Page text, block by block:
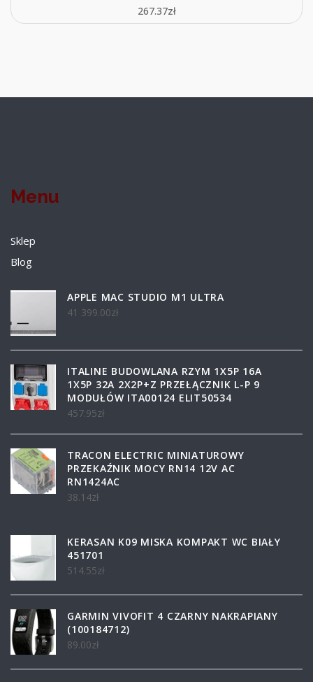
267.37zł
Menu
Sklep
Blog
APPLE MAC STUDIO M1 ULTRA
41 399.00zł
ITALINE BUDOWLANA RZYM 1X5P 16A
1X5P 32A 2X2P+Z PRZEŁĄCZNIK L-P 9
MODUŁÓW ITA00124 ELIT50534
457.95zł
TRACON ELECTRIC MINIATUROWY
PRZEKAŹNIK MOCY RN14 12V AC
RN1424AC
38.14zł
KERASAN K09 MISKA KOMPAKT WC BIAŁY
451701
514.55zł
GARMIN VIVOFIT 4 CZARNY NAKRAPIANY
(100184712)
89.00zł